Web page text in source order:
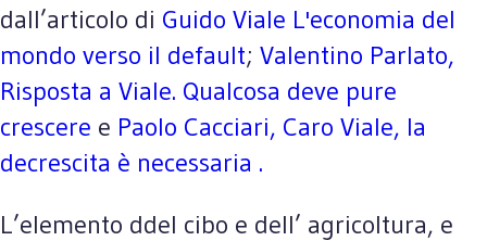
dall’articolo di Guido Viale L'economia del
mondo verso il default; Valentino Parlato,
Risposta a Viale. Qualcosa deve pure
crescere e Paolo Cacciari, Caro Viale, la
decrescita è necessaria .
L’elemento ddel cibo e dell’ agricoltura, e